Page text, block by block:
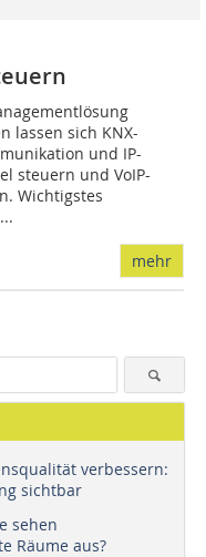
lassen sich KNX-
und IP-
steuern und VoIP-
Wichtigstes
mehr
verbessern:
sichtbar
sehen
Räume aus?